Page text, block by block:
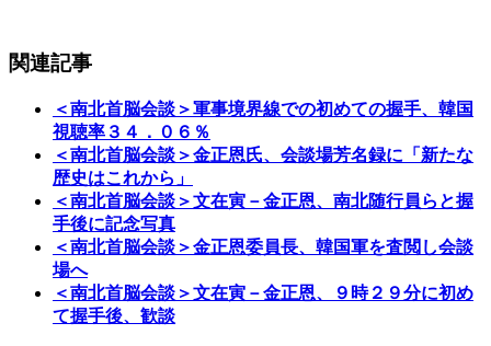
関連記事
＜南北首脳会談＞軍事境界線での初めての握手、韓国
視聴率３４．０６％
＜南北首脳会談＞金正恩氏、会談場芳名録に「新たな
歴史はこれから」
＜南北首脳会談＞文在寅－金正恩、南北随行員らと握
手後に記念写真
＜南北首脳会談＞金正恩委員長、韓国軍を査閲し会談
場へ
＜南北首脳会談＞文在寅－金正恩、９時２９分に初め
て握手後、歓談